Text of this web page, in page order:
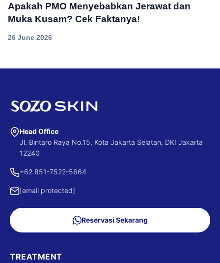
Apakah PMO Menyebabkan Jerawat dan
Muka Kusam? Cek Faktanya!
26 June 2026
Head Office
Jl. Bintaro Raya No.15, Kota Jakarta Selatan, DKI Jakarta
12240
+62 851-7522-5664
[email protected]
Reservasi Sekarang
TREATMENT